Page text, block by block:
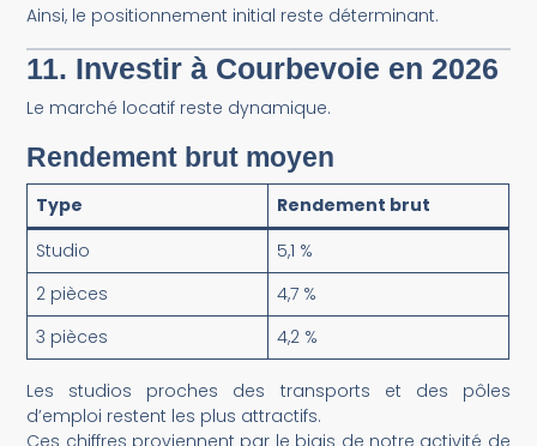
Ainsi, le positionnement initial reste déterminant.
11. Investir à Courbevoie en 2026
Le marché locatif reste dynamique.
Rendement brut moyen
Type
Rendement brut
Studio
5,1 %
2 pièces
4,7 %
3 pièces
4,2 %
Les studios proches des transports et des pôles
d’emploi restent les plus attractifs.
Ces chiffres proviennent par le biais de notre activité de